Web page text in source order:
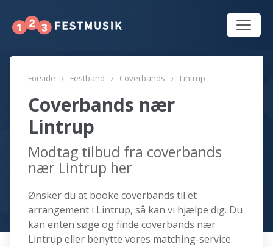
Forside Festband Coverbands Lintrup
Coverbands nær
Lintrup
Modtag tilbud fra coverbands
nær Lintrup her
Ønsker du at booke coverbands til et
arrangement i Lintrup, så kan vi hjælpe dig. Du
kan enten søge og finde coverbands nær
Lintrup eller benytte vores matching-service.